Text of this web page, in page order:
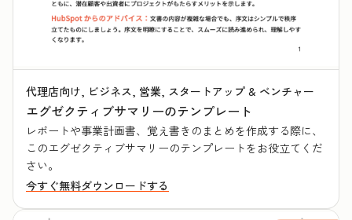
代理店向け, ビジネス, 営業, スタートアップ & ベンチャー
エグゼクティブサマリーのテンプレート
レポートや事業計画書、覚え書きのまとめを作成する際に、
このエグゼクティブサマリーのテンプレートをお役立てくだ
さい。
今すぐ無料ダウンロードする